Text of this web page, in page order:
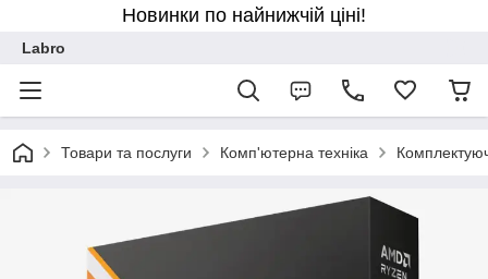
Новинки по найнижчій ціні!
Labro
Товари та послуги Комп'ютерна техніка